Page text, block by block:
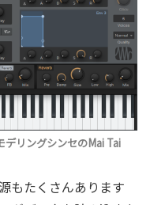
リングシンセのMai Tai
もたくさんあります